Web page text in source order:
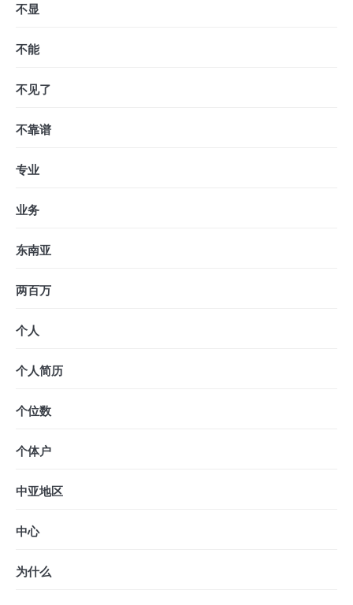
不显
不能
不见了
不靠谱
专业
业务
东南亚
两百万
个人
个人简历
个位数
个体户
中亚地区
中心
为什么